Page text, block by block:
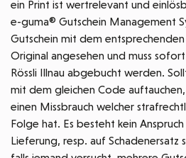
ein Print ist wertrelevant und
e-guma® Gutschein Management
Gutschein mit dem
Original angesehen und muss
Rössli Illnau abgebucht werden.
mit dem gleichen Code auftauchen,
einen Missbrauch welcher
Folge hat. Es besteht kein
Lieferung, resp. auf Schadenersatz